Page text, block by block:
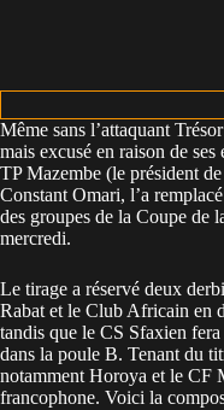
Même sans l’attaquant
mais excusé en raison de
TP Mazembe (le président
Constant Omari, l’a
des groupes de la Coupe de
mercredi.
Le tirage a réservé deux
Rabat et le Club Africain en
tandis que le CS Sfaxien
dans la poule B. Tenant du
notamment Horoya et le CF
francophone. Voici la